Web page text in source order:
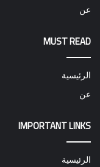
عن
MUST READ
الرئيسية
عن
IMPORTANT LINKS
الرئيسية